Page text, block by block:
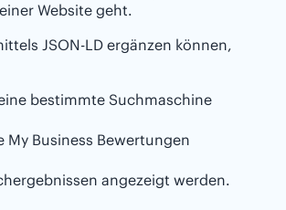
Website geht.
JSON-LD ergänzen können,
bestimmte Suchmaschine
My Business Bewertungen
angezeigt werden.